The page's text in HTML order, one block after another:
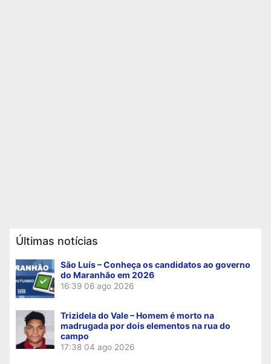
Últimas notícias
São Luís – Conheça os candidatos ao governo
do Maranhão em 2026
16:39 06 ago 2026
Trizidela do Vale – Homem é morto na
madrugada por dois elementos na rua do
campo
17:38 04 ago 2026